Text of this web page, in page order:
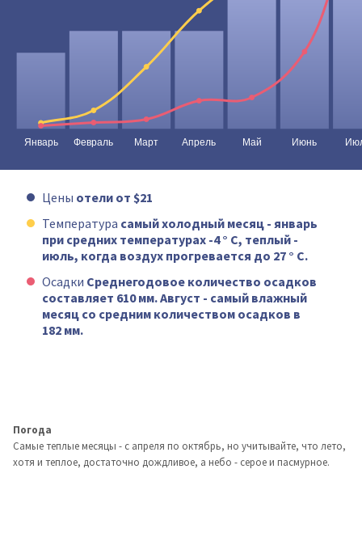
Цены отели от $21
Температура самый холодный месяц - январь
при средних температурах -4 ° C, теплый -
июль, когда воздух прогревается до 27 ° C.
Осадки Среднегодовое количество осадков
составляет 610 мм. Август - самый влажный
месяц со средним количеством осадков в
182 мм.
Погода
Самые теплые месяцы - с апреля по октябрь, но учитывайте, что лето,
хотя и теплое, достаточно дождливое, а небо - серое и пасмурное.